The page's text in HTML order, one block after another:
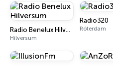
Radio Benelux Hilversum
Hilversum
Radio320
Róterdam